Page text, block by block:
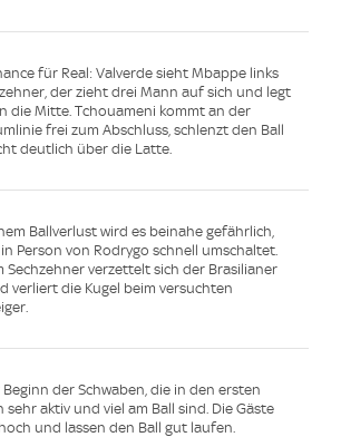
für Real: Valverde sieht Mbappe links
der zieht drei Mann auf sich und legt
die Mitte. Tchouameni kommt an der
frei zum Abschluss, schlenzt den Ball
deutlich über die Latte.
Ballverlust wird es beinahe gefährlich,
in Person von Rodrygo schnell umschaltet.
Sechzehner verzettelt sich der Brasilianer
verliert die Kugel beim versuchten
der Schwaben, die in den ersten
sehr aktiv und viel am Ball sind. Die Gäste
und lassen den Ball gut laufen.